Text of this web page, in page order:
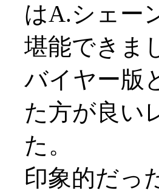
はA.シェー
堪能できま
バイヤー版
た方が良い
た。
印象的だっ